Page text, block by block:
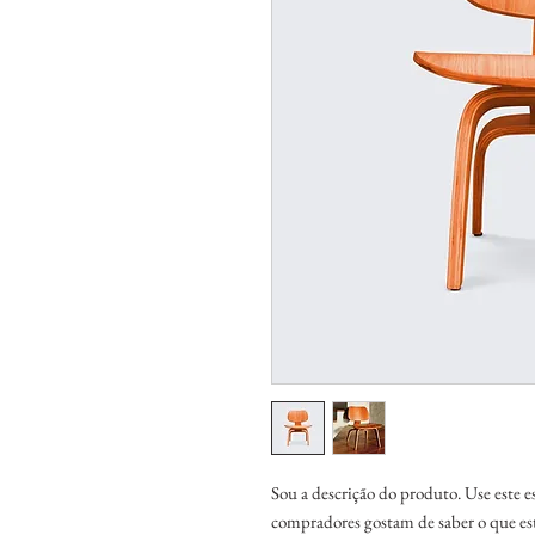
Sou a descrição do produto. Use este
compradores gostam de saber o que